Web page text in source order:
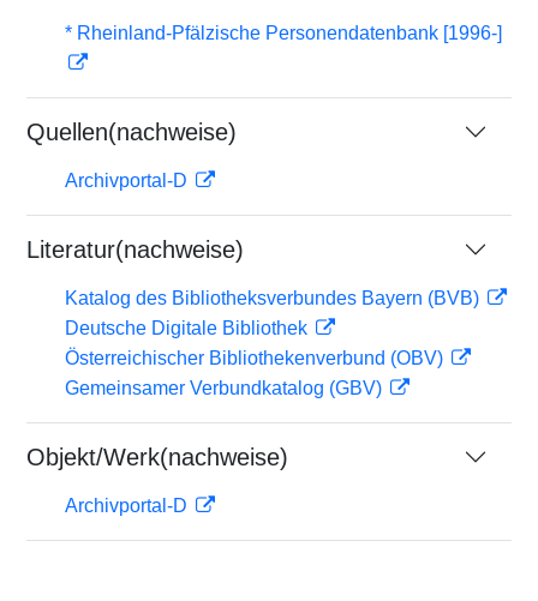
* Rheinland-Pfälzische Personendatenbank [1996-]
Quellen(nachweise)
Archivportal-D
Literatur(nachweise)
Katalog des Bibliotheksverbundes Bayern (BVB)
Deutsche Digitale Bibliothek
Österreichischer Bibliothekenverbund (OBV)
Gemeinsamer Verbundkatalog (GBV)
Objekt/Werk(nachweise)
Archivportal-D